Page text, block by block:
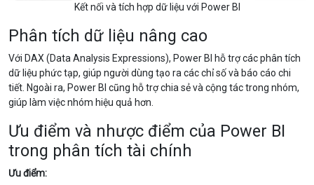
Kết nối và tích hợp dữ liệu với Power BI
Phân tích dữ liệu nâng cao
Với DAX (Data Analysis Expressions), Power BI hỗ trợ các phân tích
dữ liệu phức tạp, giúp người dùng tạo ra các chỉ số và báo cáo chi
tiết. Ngoài ra, Power BI cũng hỗ trợ chia sẻ và cộng tác trong nhóm,
giúp làm việc nhóm hiệu quả hơn.
Ưu điểm và nhược điểm của Power BI
trong phân tích tài chính
Ưu điểm: